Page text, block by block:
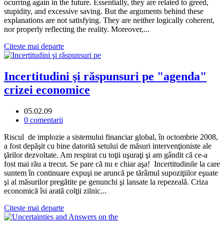
ocurring again in the future. Essentially, they are related to greed,
stupidity, and excessive saving. But the arguments behind these
explanations are not satisfying. They are neither logically coherent,
nor properly reflecting the reality. Moreover,...
Citeste mai departe
Incertitudini şi răspunsuri pe "agenda"
crizei economice
05.02.09
0 comentarii
Riscul de implozie a sistemului financiar global, în octombrie 2008,
a fost depăşit cu bine datorită setului de măsuri intervenţioniste ale
ţărilor dezvoltate. Am respirat cu toţii uşuraţi şi am gândit că ce-a
fost mai rău a trecut. Se pare că nu e chiar aşa! Incertitudinile la care
suntem în continuare expuşi ne aruncă pe tărâmul supoziţiilor eşuate
şi al măsurilor pregătite pe genunchi şi lansate la repezeală. Criza
economică îsi arată colţii zilnic...
Citeste mai departe